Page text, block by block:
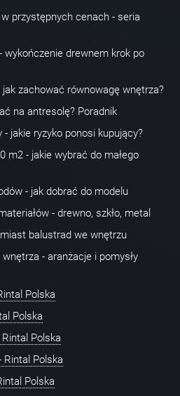
w przystępnych cenach - seria
wykończenie drewnem krok po
zachować równowagę wnętrza?
na antresolę? Poradnik
jakie ryzyko ponosi kupujący?
m2 - jakie wybrać do małego
- jak dobrać do modelu
- drewno, szkło, metal
balustrad we wnętrzu
- aranżacje i pomysły
Polska
Polska
Polska
Rintal Polska
Polska